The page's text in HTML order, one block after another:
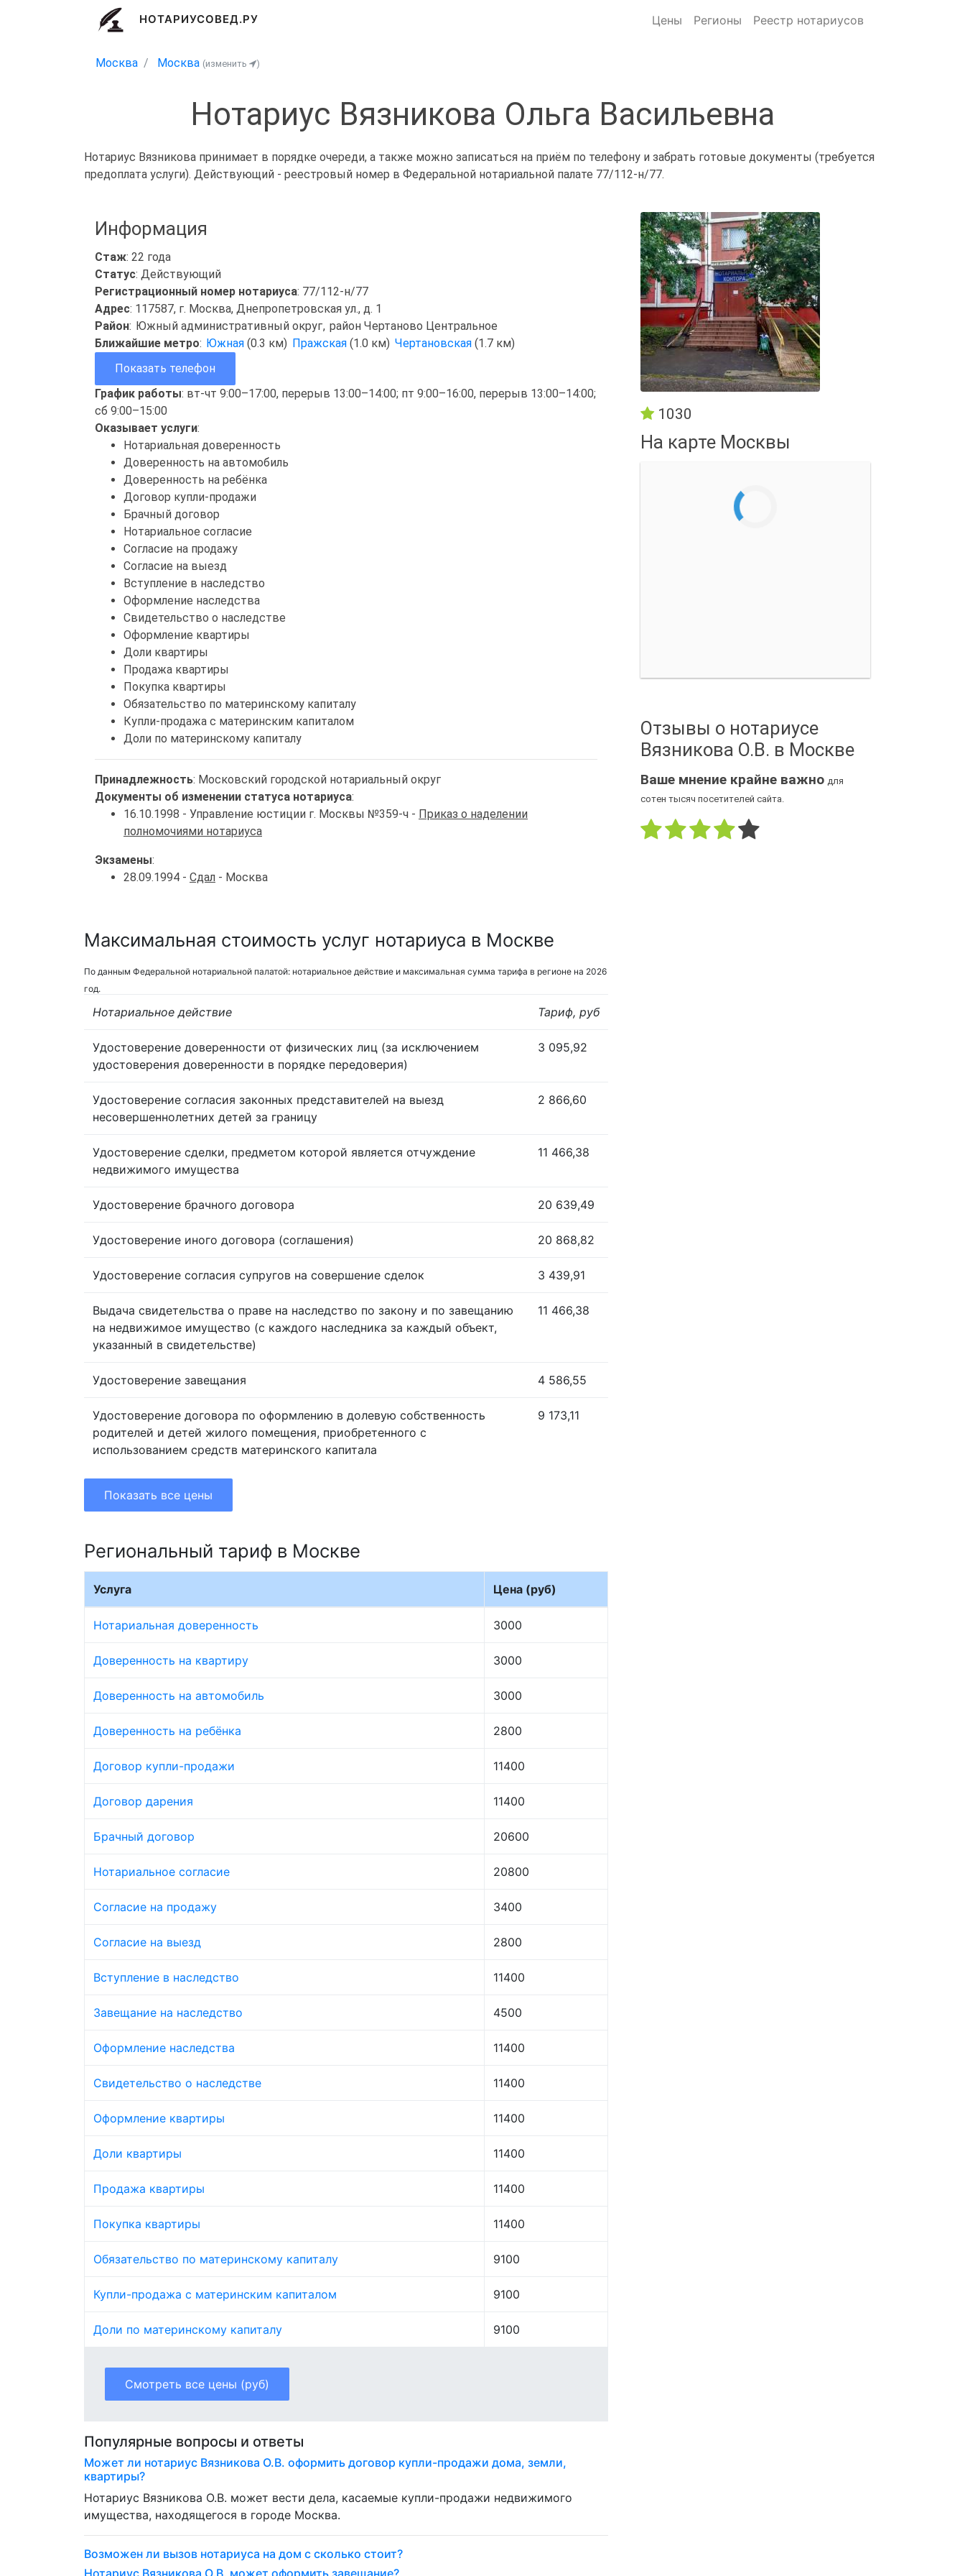
НОТАРИУСОВЕД.РУ Цены Регионы Реестр нотариусов
Москва Москва (изменить )
Нотариус Вязникова Ольга Васильевна
Нотариус Вязникова принимает в порядке очереди, а также можно записаться на приём по телефону и забрать готовые документы (требуется
предоплата услуги). Действующий - реестровый номер в Федеральной нотариальной палате 77/112-н/77.
Информация
Стаж: 22 года
Статус: Действующий
Регистрационный номер нотариуса: 77/112-н/77
Адрес: 117587, г. Москва, Днепропетровская ул., д. 1
Район: Южный административный округ, район Чертаново Центральное
Ближайшие метро: Южная (0.3 км) Пражская (1.0 км) Чертановская (1.7 км)
Показать телефон
График работы: вт-чт 9:00–17:00, перерыв 13:00–14:00; пт 9:00–16:00, перерыв 13:00–14:00;
сб 9:00–15:00
Оказывает услуги:
Нотариальная доверенность
Доверенность на автомобиль
Доверенность на ребёнка
Договор купли-продажи
Брачный договор
Нотариальное согласие
Согласие на продажу
Согласие на выезд
Вступление в наследство
Оформление наследства
Свидетельство о наследстве
Оформление квартиры
Доли квартиры
Продажа квартиры
Покупка квартиры
Обязательство по материнскому капиталу
Купли-продажа с материнским капиталом
Доли по материнскому капиталу
Принадлежность: Московский городской нотариальный округ
Документы об изменении статуса нотариуса:
16.10.1998 - Управление юстиции г. Москвы №359-ч - Приказ о наделении
полномочиями нотариуса
Экзамены:
28.09.1994 - Сдал - Москва
Максимальная стоимость услуг нотариуса в Москве
По данным Федеральной нотариальной палатой: нотариальное действие и максимальная сумма тарифа в регионе на 2026
год.
Нотариальное действие Тариф, руб
Удостоверение доверенности от физических лиц (за исключением
удостоверения доверенности в порядке передоверия)
3 095,92
Удостоверение согласия законных представителей на выезд
несовершеннолетних детей за границу
2 866,60
Удостоверение сделки, предметом которой является отчуждение
недвижимого имущества
11 466,38
Удостоверение брачного договора 20 639,49
Удостоверение иного договора (соглашения) 20 868,82
Удостоверение согласия супругов на совершение сделок 3 439,91
Выдача свидетельства о праве на наследство по закону и по завещанию
на недвижимое имущество (с каждого наследника за каждый объект,
указанный в свидетельстве)
11 466,38
Удостоверение завещания 4 586,55
Удостоверение договора по оформлению в долевую собственность
родителей и детей жилого помещения, приобретенного с
использованием средств материнского капитала
9 173,11
Показать все цены
Региональный тариф в Москве
Услуга Цена (руб)
Нотариальная доверенность 3000
Доверенность на квартиру 3000
Доверенность на автомобиль 3000
Доверенность на ребёнка 2800
Договор купли-продажи 11400
Договор дарения 11400
Брачный договор 20600
Нотариальное согласие 20800
Согласие на продажу 3400
Согласие на выезд 2800
Вступление в наследство 11400
Завещание на наследство 4500
Оформление наследства 11400
Свидетельство о наследстве 11400
Оформление квартиры 11400
Доли квартиры 11400
Продажа квартиры 11400
Покупка квартиры 11400
Обязательство по материнскому капиталу 9100
Купли-продажа с материнским капиталом 9100
Доли по материнскому капиталу 9100
Смотреть все цены (руб)
Популярные вопросы и ответы
Может ли нотариус Вязникова О.В. оформить договор купли-продажи дома, земли,
квартиры?
Нотариус Вязникова О.В. может вести дела, касаемые купли-продажи недвижимого
имущества, находящегося в городе Москва.
Возможен ли вызов нотариуса на дом с сколько стоит?
1030
На карте Москвы
Отзывы о нотариусе
Вязникова О.В. в Москве
Ваше мнение крайне важно для
сотен тысяч посетителей сайта.